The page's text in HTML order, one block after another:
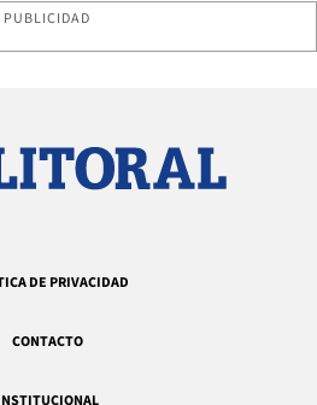
PUBLICIDAD
DE PRIVACIDAD
CONTACTO